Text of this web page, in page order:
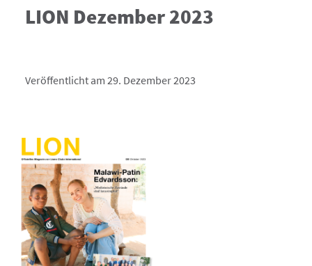
LION Dezember 2023
Veröffentlicht am 29. Dezember 2023